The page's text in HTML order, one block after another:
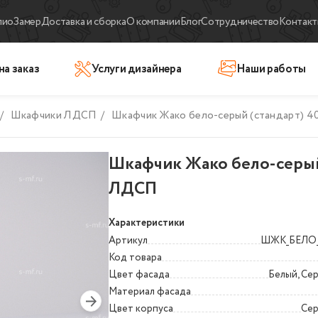
ЗамерДоставка и сборкаО компанииБлогСотрудничество
заказ Услуги дизайнера Наши работы
/ Шкафчики ЛДСП / Шкафчик Жако бело-серый (стандарт)
Шкафчик Жако бело-
ЛДСП
Характеристики
Артикул
Код товара
Цвет фасада
Белый,
Материал фасада
Цвет корпуса